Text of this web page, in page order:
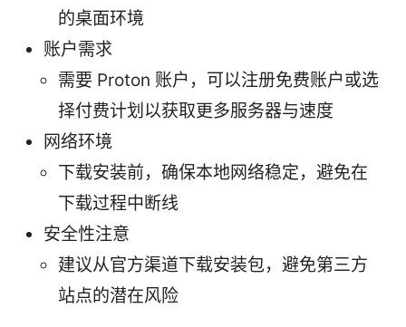
的桌面环境
账户需求
需要 Proton 账户，可以注册免费账户或选
择付费计划以获取更多服务器与速度
网络环境
下载安装前，确保本地网络稳定，避免在
下载过程中断线
安全性注意
建议从官方渠道下载安装包，避免第三方
站点的潜在风险